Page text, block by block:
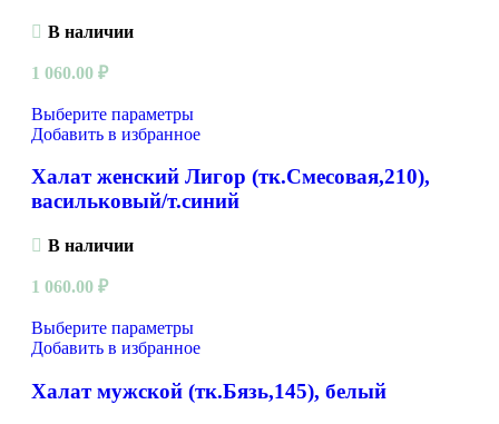
В наличии
1 060.00 ₽
Выберите параметры
Добавить в избранное
Халат женский Лигор (тк.Смесовая,210),
васильковый/т.синий
В наличии
1 060.00 ₽
Выберите параметры
Добавить в избранное
Халат мужской (тк.Бязь,145), белый